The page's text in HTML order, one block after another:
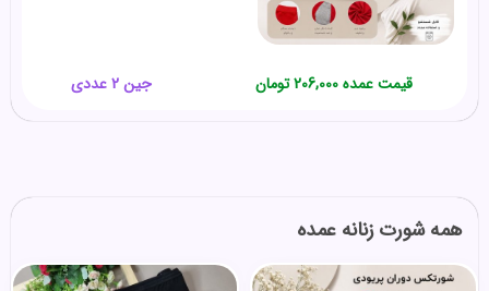
قیمت عمده206,000 تومان جین 2 عددی
همه شورت زنانه عمده